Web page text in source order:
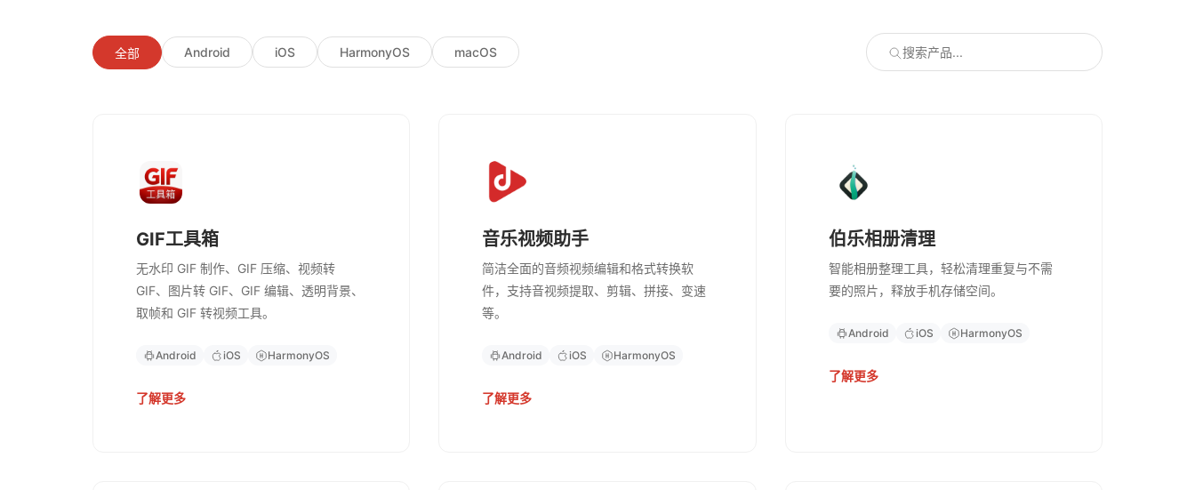
全部 Android iOS HarmonyOS macOS
GIF工具箱
无水印 GIF 制作、GIF 压缩、视频转
GIF、图片转 GIF、GIF 编辑、透明背景、
取帧和 GIF 转视频工具。
Android iOS HarmonyOS
了解更多
音乐视频助手
简洁全面的音频视频编辑和格式转换软
件，支持音视频提取、剪辑、拼接、变速
等。
Android iOS HarmonyOS
了解更多
伯乐相册清理
智能相册整理工具，轻松清理重复与不需
要的照片，释放手机存储空间。
Android iOS HarmonyOS
了解更多